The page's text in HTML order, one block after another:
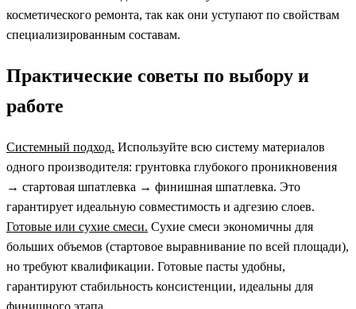
косметического ремонта, так как они уступают по свойствам
специализированным составам.
Практические советы по выбору и
работе
Системный подход. Используйте всю систему материалов
одного производителя: грунтовка глубокого проникновения
→ стартовая шпатлевка → финишная шпатлевка. Это
гарантирует идеальную совместимость и адгезию слоев.
Готовые или сухие смеси. Сухие смеси экономичны для
больших объемов (стартовое выравнивание по всей площади),
но требуют квалификации. Готовые пасты удобны,
гарантируют стабильность консистенции, идеальны для